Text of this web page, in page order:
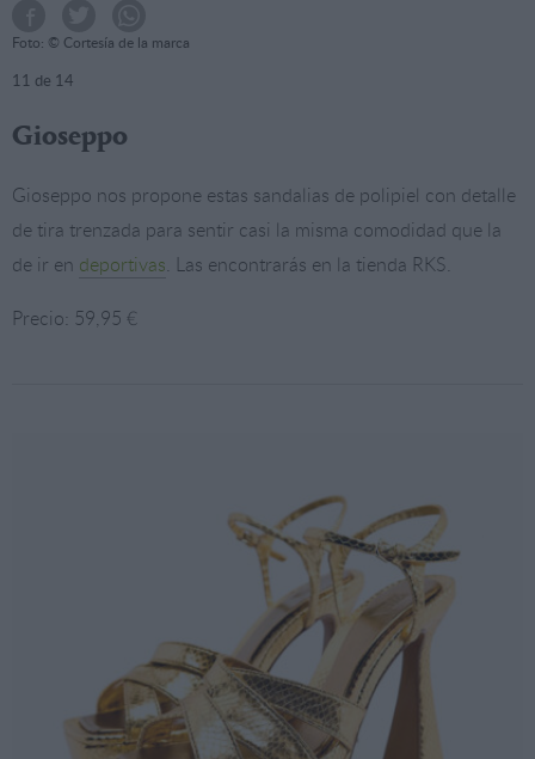
Foto: © Cortesía de la marca
11 de 14
Gioseppo
Gioseppo nos propone estas sandalias de polipiel con detalle
de tira trenzada para sentir casi la misma comodidad que la
de ir en deportivas. Las encontrarás en la tienda RKS.
Precio: 59,95 €